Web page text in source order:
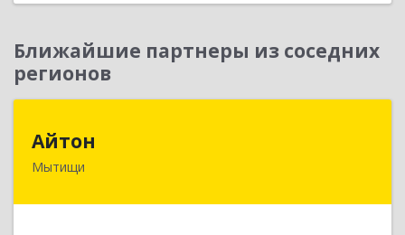
Ближайшие партнеры из соседних
регионов
Айтон
Мытищи